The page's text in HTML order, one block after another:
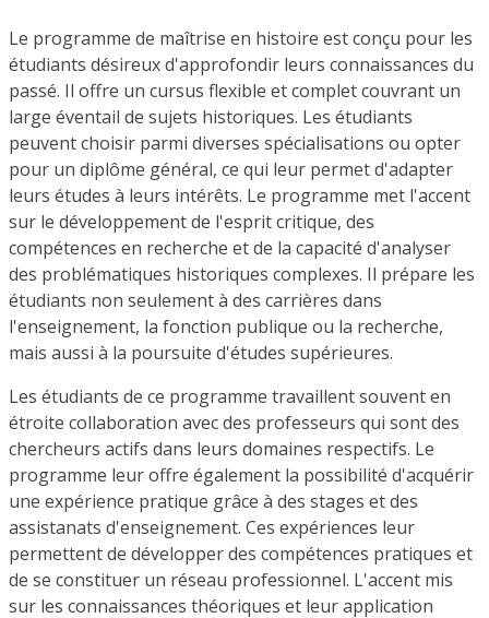
Le programme de maîtrise en histoire est conçu pour les
étudiants désireux d'approfondir leurs connaissances du
passé. Il offre un cursus flexible et complet couvrant un
large éventail de sujets historiques. Les étudiants
peuvent choisir parmi diverses spécialisations ou opter
pour un diplôme général, ce qui leur permet d'adapter
leurs études à leurs intérêts. Le programme met l'accent
sur le développement de l'esprit critique, des
compétences en recherche et de la capacité d'analyser
des problématiques historiques complexes. Il prépare les
étudiants non seulement à des carrières dans
l'enseignement, la fonction publique ou la recherche,
mais aussi à la poursuite d'études supérieures.
Les étudiants de ce programme travaillent souvent en
étroite collaboration avec des professeurs qui sont des
chercheurs actifs dans leurs domaines respectifs. Le
programme leur offre également la possibilité d'acquérir
une expérience pratique grâce à des stages et des
assistanats d'enseignement. Ces expériences leur
permettent de développer des compétences pratiques et
de se constituer un réseau professionnel. L'accent mis
sur les connaissances théoriques et leur application